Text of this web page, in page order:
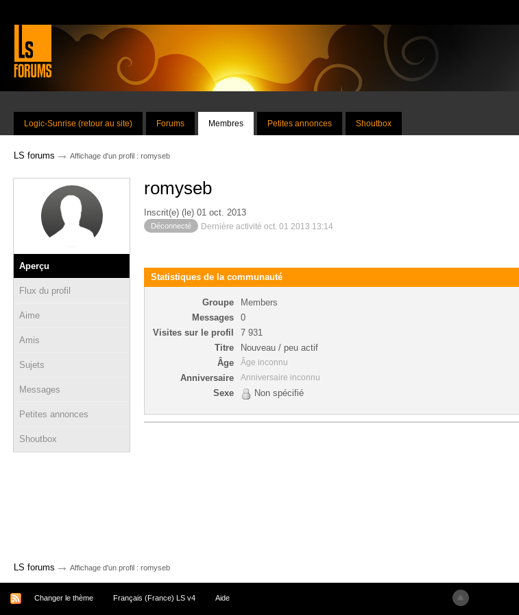
Logic-Sunrise (retour au site) Forums Membres Petites annonces Shoutbox
LS forums → Affichage d'un profil : romyseb
Aperçu
Flux du profil
Aime
Amis
Sujets
Messages
Petites annonces
Shoutbox
romyseb
Inscrit(e) (le) 01 oct. 2013
Déconnecté Dernière activité oct. 01 2013 13:14
Statistiques de la communauté
Groupe
Members
Messages
0
Visites sur le profil
7 931
Titre
Nouveau / peu actif
Âge
Âge inconnu
Anniversaire Anniversaire inconnu
Sexe Non spécifié
LS forums → Affichage d'un profil : romyseb
Changer le thème Français (France) LS v4 Aide